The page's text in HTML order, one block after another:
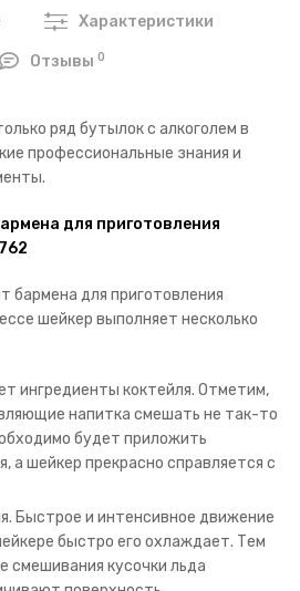
Характеристики
Отзывы0
ряд бутылок с алкоголем в
профессиональные знания и
для приготовления
бармена для приготовления
шейкер выполняет несколько
ингредиенты коктейля. Отметим,
напитка смешать не так-то
будет приложить
а шейкер прекрасно справляется с
Быстрое и интенсивное движение
быстро его охлаждает. Тем
смешивания кусочки льда